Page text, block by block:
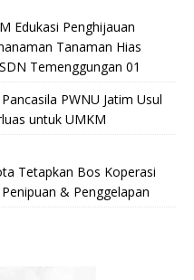
Edukasi Penghijauan
Tanaman Hias
Temenggungan 01
PWNU Jatim Usul
untuk UMKM
Tetapkan Bos Koperasi
& Penggelapan